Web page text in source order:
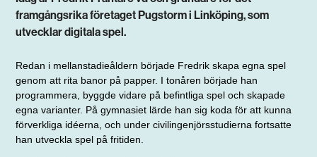
framgångsrika företaget Pugstorm i Linköping, som
utvecklar digitala spel.
Redan i mellanstadieåldern började Fredrik skapa egna spel
genom att rita banor på papper. I tonåren började han
programmera, byggde vidare på befintliga spel och skapade
egna varianter. På gymnasiet lärde han sig koda för att kunna
förverkliga idéerna, och under civilingenjörsstudierna fortsatte
han utveckla spel på fritiden.